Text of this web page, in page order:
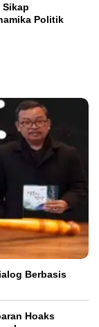
Politik
Berbasis
Hoaks